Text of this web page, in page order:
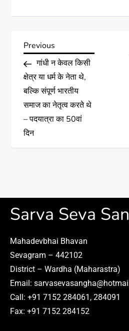
Previous
गांधी न केवल किसी
क्षेत्र या धर्म के नेता थे,
बल्कि संपूर्ण भारतीय
समाज का नेतृत्व करते थे
– पदयात्रा का 50वां
दिन
Sarva Seva
Mahadevbhai Bhavan
Sevagram – 442102
District – Wardha (Maharastra)
Email:
Call: +91 7152 284061, 284091
Fax: +91 7152 284152